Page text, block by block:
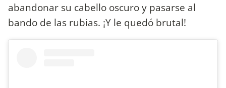
abandonar su cabello oscuro y pasarse al
bando de las rubias. ¡Y le quedó brutal!